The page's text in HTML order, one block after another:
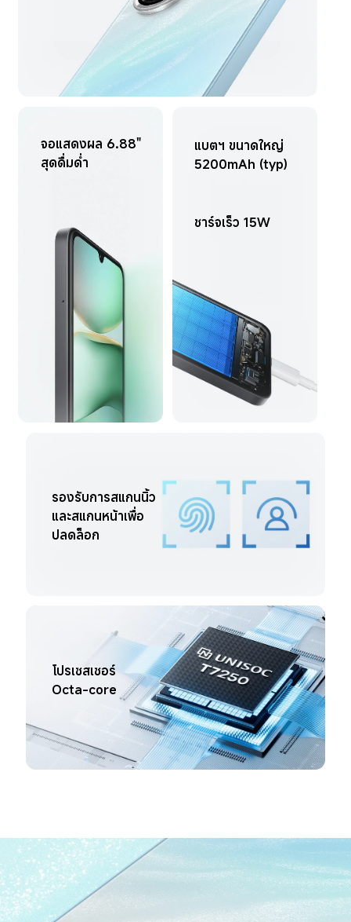
จอแสดงผล 6.88"
สุดดื่มด่ำ
แบตฯ ขนาดใหญ่
5200mAh (typ)
ชาร์จเร็ว 15W
รองรับการสแกนนิ้ว
และสแกนหน้าเพื่อ
ปลดล็อก
โปรเซสเซอร์
Octa-core